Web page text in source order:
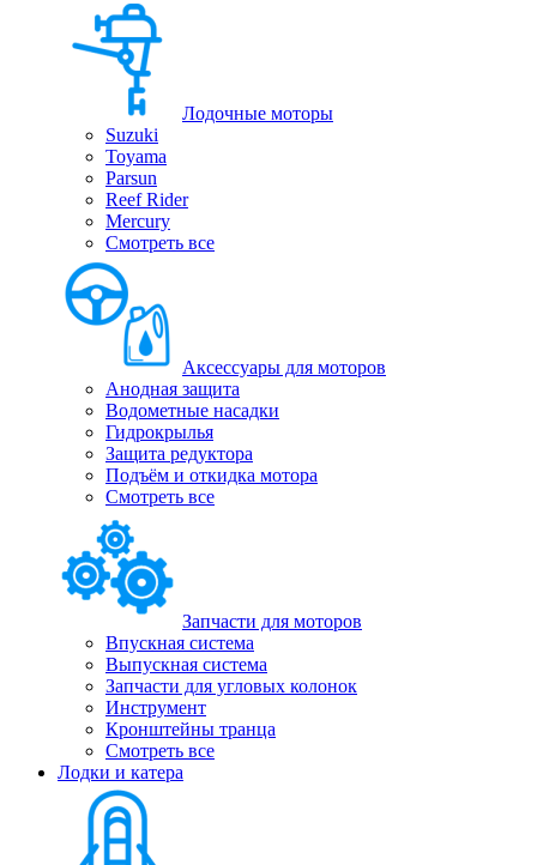
Лодочные моторы
Suzuki
Toyama
Parsun
Reef Rider
Mercury
Смотреть все
Аксессуары для моторов
Анодная защита
Водометные насадки
Гидрокрылья
Защита редуктора
Подъём и откидка мотора
Смотреть все
Запчасти для моторов
Впускная система
Выпускная система
Запчасти для угловых колонок
Инструмент
Кронштейны транца
Смотреть все
Лодки и катера